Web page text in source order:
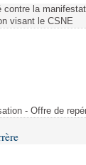
la
visant le CSNE
- Offre de